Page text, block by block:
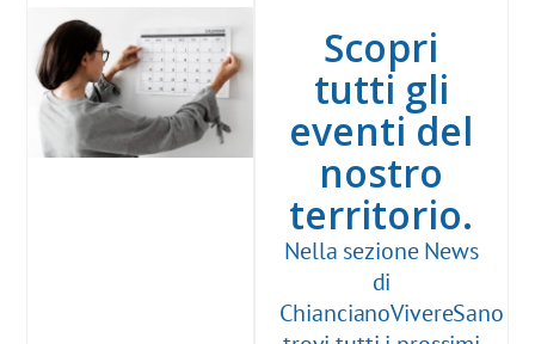
Scopri
tutti gli
eventi del
nostro
territorio.
Nella sezione News
di
ChiancianoVivereSano